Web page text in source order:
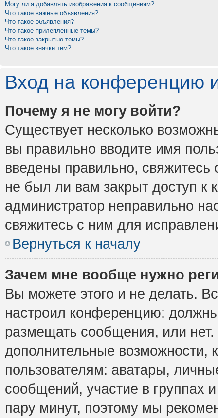
Могу ли я добавлять изображения к сообщениям?
Что такое важные объявления?
Что такое объявления?
Что такое прилепленные темы?
Что такое закрытые темы?
Что такое значки тем?
Вход на конференцию
Почему я не могу войти?
Существует несколько
вы правильно вводите имя
введены правильно,
не был ли вам закрыт доступ к
администратор неправильно
свяжитесь с ним для
Вернуться к началу
Зачем мне вообще нужно
Вы можете этого и не делать.
настроил конференцию:
размещать сообщения, или
дополнительные возможности,
пользователям: аватары,
сообщений, участие в группах
пару минут, поэтому мы